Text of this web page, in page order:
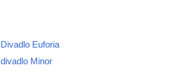
Divadlo Euforia
divadlo Minor